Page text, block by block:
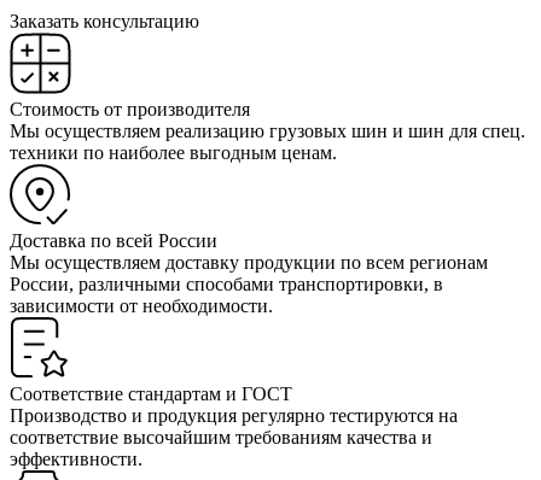
Заказать консультацию
Стоимость от производителя
Мы осуществляем реализацию грузовых шин и шин для спец.
техники по наиболее выгодным ценам.
Доставка по всей России
Мы осуществляем доставку продукции по всем регионам
России, различными способами транспортировки, в
зависимости от необходимости.
Соответствие стандартам и ГОСТ
Производство и продукция регулярно тестируются на
соответствие высочайшим требованиям качества и
эффективности.